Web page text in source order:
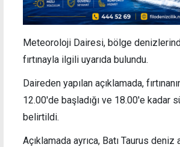
Meteoroloji Dairesi, bölge
fırtınayla ilgili uyarıda bulundu.
Daireden yapılan açıklamada,
12.00'de başladığı ve 18.00'e kadar
belirtildi.
Açıklamada ayrıca, Batı Taurus deniz